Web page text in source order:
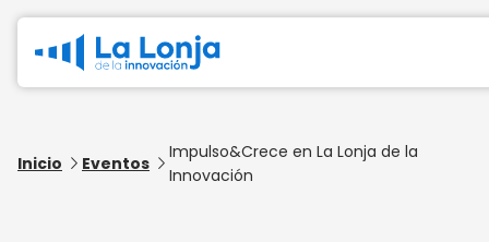
Inicio Eventos
Impulso&Crece en La Lonja de la
Innovación